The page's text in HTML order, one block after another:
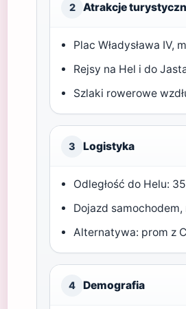
2 Atrakcje
Plac Władysława IV,
Rejsy na Hel i do
Szlaki rowerowe
3 Logistyka
Odległość do Helu:
Dojazd
Alternatywa: prom z
4 Demografia